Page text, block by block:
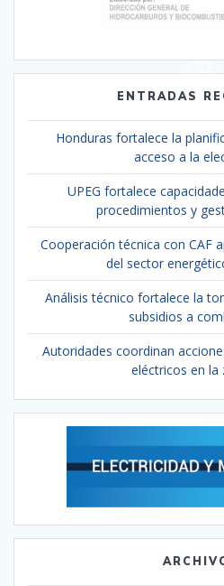
ENTRADAS
Honduras fortalece la
acceso a la
UPEG fortalece
procedimientos y
Cooperación técnica con CAF
del sector
Análisis técnico fortalece la
subsidios a
Autoridades coordinan
eléctricos en la